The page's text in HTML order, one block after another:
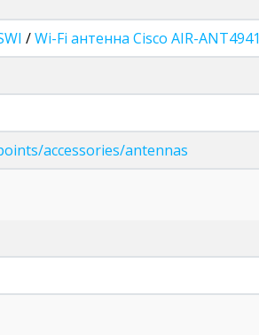
/Wi-Fi антенна Cisco AIR-ANT4941
accessories/antennas